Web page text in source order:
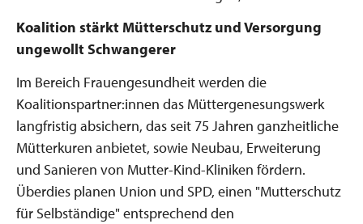
Koalition stärkt Mütterschutz und Versorgung
ungewollt Schwangerer
Im Bereich Frauengesundheit werden die
Koalitionspartner:innen das Müttergenesungswerk
langfristig absichern, das seit 75 Jahren ganzheitliche
Mütterkuren anbietet, sowie Neubau, Erweiterung
und Sanieren von Mutter-Kind-Kliniken fördern.
Überdies planen Union und SPD, einen "Mutterschutz
für Selbständige" entsprechend den